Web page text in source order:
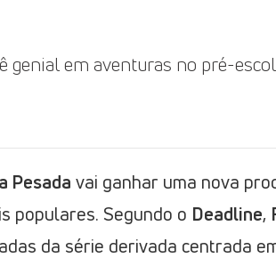
genial em aventuras no pré-
Pesada vai ganhar uma nova
populares. Segundo o Deadline,
da série derivada centrada